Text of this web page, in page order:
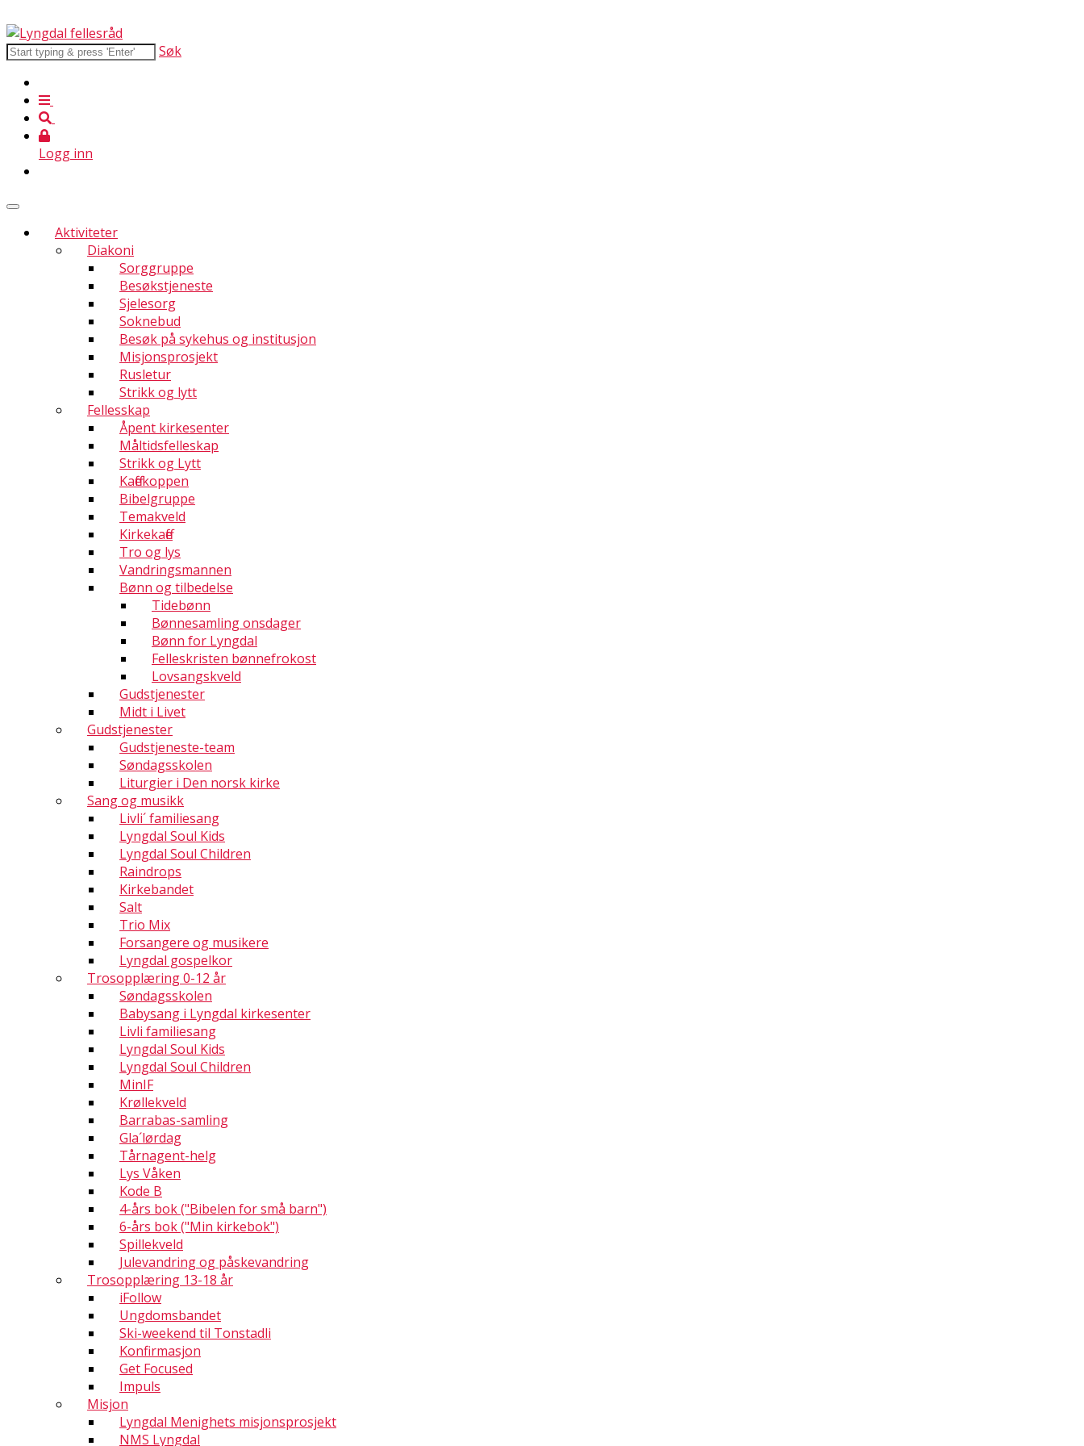
Søk
Logg inn
Aktiviteter
Diakoni
Sorggruppe
Besøkstjeneste
Sjelesorg
Soknebud
Besøk på sykehus og institusjon
Misjonsprosjekt
Rusletur
Strikk og lytt
Fellesskap
Åpent kirkesenter
Måltidsfelleskap
Strikk og Lytt
Kaffekoppen
Bibelgruppe
Temakveld
Kirkekaffe
Tro og lys
Vandringsmannen
Bønn og tilbedelse
Tidebønn
Bønnesamling onsdager
Bønn for Lyngdal
Felleskristen bønnefrokost
Lovsangskveld
Gudstjenester
Midt i Livet
Gudstjenester
Gudstjeneste-team
Søndagsskolen
Liturgier i Den norsk kirke
Sang og musikk
Livli´ familiesang
Lyngdal Soul Kids
Lyngdal Soul Children
Raindrops
Kirkebandet
Salt
Trio Mix
Forsangere og musikere
Lyngdal gospelkor
Trosopplæring 0-12 år
Søndagsskolen
Babysang i Lyngdal kirkesenter
Livli familiesang
Lyngdal Soul Kids
Lyngdal Soul Children
MinIF
Krøllekveld
Barrabas-samling
Gla´lørdag
Tårnagent-helg
Lys Våken
Kode B
4-års bok ("Bibelen for små barn")
6-års bok ("Min kirkebok")
Spillekveld
Julevandring og påskevandring
Trosopplæring 13-18 år
iFollow
Ungdomsbandet
Ski-weekend til Tonstadli
Konfirmasjon
Get Focused
Impuls
Misjon
Lyngdal Menighets misjonsprosjekt
NMS Lyngdal